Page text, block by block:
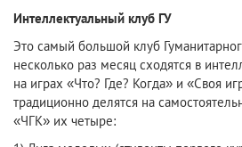
Интеллектуальный клуб ГУ
Это самый большой клуб
несколько раз месяц сходятся в
на играх «Что? Где? Когда» и «Своя
традиционно делятся на
«ЧГК» их четыре: